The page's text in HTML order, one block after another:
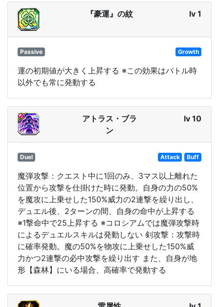
『豪運』の紋 lv 1
Passive Growth
運の初期値が大きく上昇する ※この効果はバトル時
以外でも常に発動する
アトラス・ブラ
ン
lv 10
Duel Attack Buff
魔弾攻撃：クエスト中に1回のみ、3マス以上離れた
位置から攻撃を仕掛けた時に発動。自身の力の50%
を魔攻に上乗せした150%威力の2連撃を繰り出し、
デュエル後、2ターンの間、自身の命中が上昇する
※1撃命中で25上昇する ※コロシアムでは魔弾攻撃時
によるデュエルスキルは発動しない 剣攻撃：攻撃時
に確率発動。魔の50%を物攻に上乗せした150%威
力かつ2連撃の必中攻撃を繰り出す また、自身が地
形【森林】にいる場合、高確率で発動する